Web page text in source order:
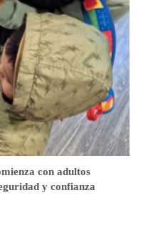
con adultos
y confianza